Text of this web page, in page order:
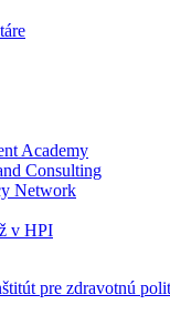
Academy
Consulting
Network
v HPI
pre zdravotnú